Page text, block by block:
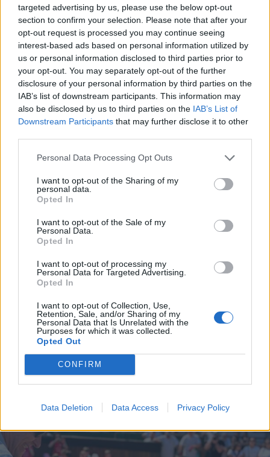
targeted advertising by us, please use the below opt-out
section to confirm your selection. Please note that after your
opt-out request is processed you may continue seeing
interest-based ads based on personal information utilized by
us or personal information disclosed to third parties prior to
your opt-out. You may separately opt-out of the further
disclosure of your personal information by third parties on the
IAB’s list of downstream participants. This information may
also be disclosed by us to third parties on the IAB’s List of
Downstream Participants that may further disclose it to other
Personal Data Processing Opt Outs
I want to opt-out of the Sharing of my
personal data.
Opted In
I want to opt-out of the Sale of my
Personal Data.
Opted In
I want to opt-out of processing my
Personal Data for Targeted Advertising.
Opted In
I want to opt-out of Collection, Use,
Retention, Sale, and/or Sharing of my
Personal Data that Is Unrelated with the
Purposes for which it was collected.
Opted Out
CONFIRM
Data Deletion Data Access Privacy Policy
PALIO
Donata Colombo e i suoi fiori di
carta: un sogno che unisce le
PALIO DI LEGNANO
Palio di Legnano: storie di fantini e
contradaioli